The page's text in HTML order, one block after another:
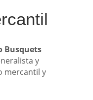
Busquets
y
mercantil y